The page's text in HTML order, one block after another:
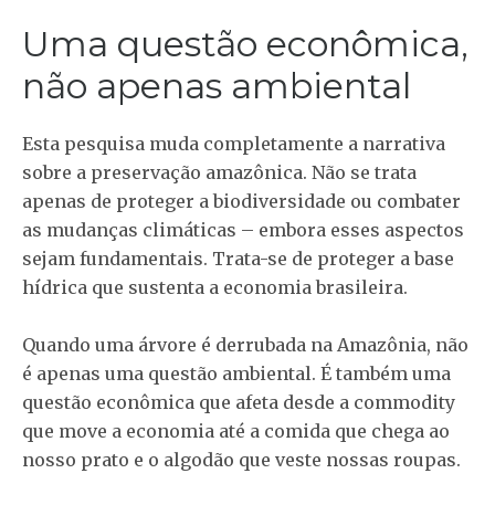
Uma questão econômica,
não apenas ambiental
Esta pesquisa muda completamente a narrativa
sobre a preservação amazônica. Não se trata
apenas de proteger a biodiversidade ou combater
as mudanças climáticas – embora esses aspectos
sejam fundamentais. Trata-se de proteger a base
hídrica que sustenta a economia brasileira.
Quando uma árvore é derrubada na Amazônia, não
é apenas uma questão ambiental. É também uma
questão econômica que afeta desde a commodity
que move a economia até a comida que chega ao
nosso prato e o algodão que veste nossas roupas.